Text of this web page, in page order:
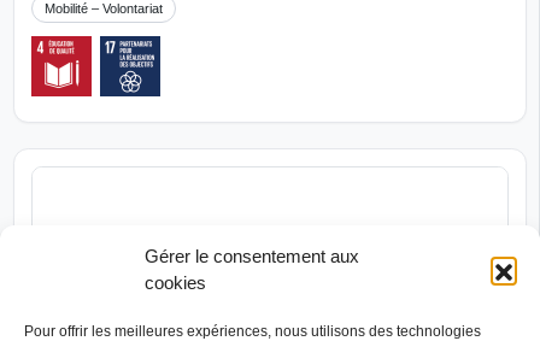
Gérer le consentement aux
cookies
Pour offrir les meilleures expériences, nous utilisons des technologies
Mobilité – Volontariat